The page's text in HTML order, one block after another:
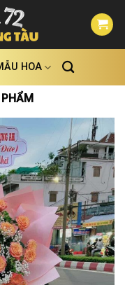
HOA
PHẨM